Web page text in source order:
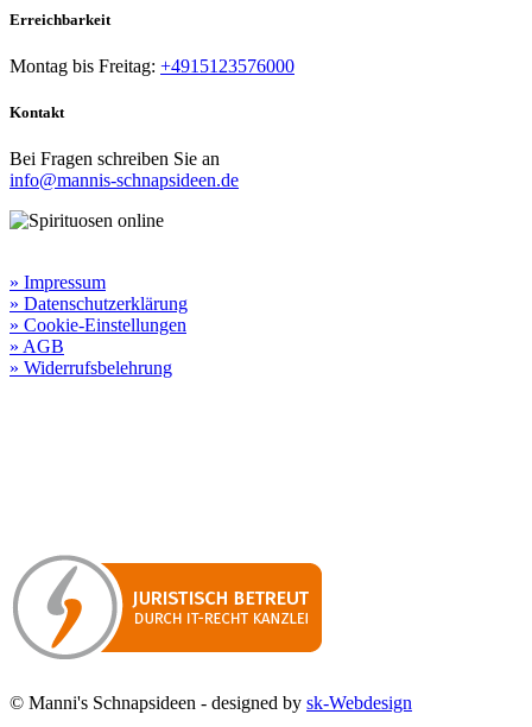
Erreichbarkeit​
Montag bis Freitag: +4915123576000
Kontakt
Bei Fragen schreiben Sie an
info@mannis-schnapsideen.de
» Impressum
» Datenschutzerklärung
» Cookie-Einstellungen
» AGB
» Widerrufsbelehrung
© Manni's Schnapsideen - designed by sk-Webdesign